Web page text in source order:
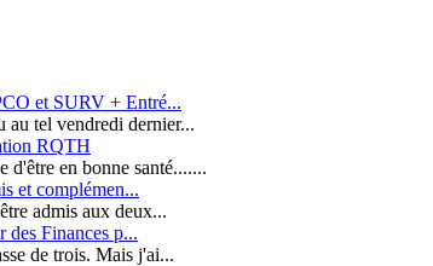
et SURV + Entré...
tel vendredi dernier...
RQTH
d'être en bonne santé.......
et complémen...
admis aux deux...
des Finances p...
de trois. Mais j'ai...